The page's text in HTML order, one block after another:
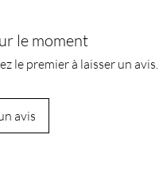
le moment
le premier à laisser un avis.
avis